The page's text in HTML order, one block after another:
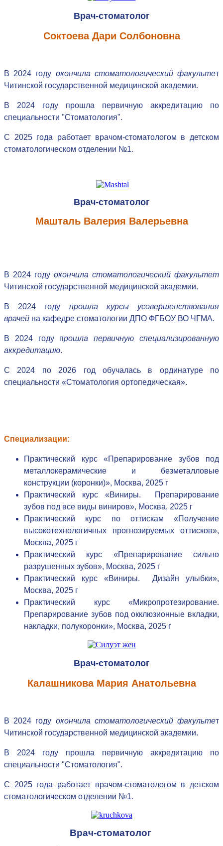
Врач-стоматолог
Соктоева Дари Солбоновна
В 2024 году окончила стоматологический факультет
Читинской государственной медицинской академии.
В 2024 году прошла первичную аккредитацию по
специальности "Стоматология".
С 2025 года работает врачом-стоматологом в детском
стоматологическом отделении №1.
Врач-стоматолог
Машталь Валерия Валерьевна
В 2024 году окончила стоматологический факультет
Читинской государственной медицинской академии.
В 2024 году прошла курсы усовершенствования
врачей на кафедре стоматологии ДПО ФГБОУ ВО ЧГМА.
В 2024 году прошла первичную специализированную
аккредитацию.
С 2024 по 2026 год обучалась в ординатуре по
специальности «Стоматология ортопедическая».
Специализации:
Практический курс «Препарирование зубов под
металлокерамические и безметалловые
конструкции (коронки)», Москва, 2025 г
Практический курс «Виниры. Препарирование
зубов под все виды виниров», Москва, 2025 г
Практический курс по оттискам «Получение
высокотехнологичных прогнозируемых оттисков»,
Москва, 2025 г
Практический курс «Препарирование сильно
разрушенных зубов», Москва, 2025 г
Практический курс «Виниры. Дизайн улыбки»,
Москва, 2025 г
Практический курс «Микропротезирование.
Препарирование зубов под окклюзионные вкладки,
накладки, полукоронки», Москва, 2025 г
Врач-стоматолог
Калашникова Мария Анатольевна
В 2024 году окончила стоматологический факультет
Читинской государственной медицинской академии.
В 2024 году прошла первичную аккредитацию по
специальности "Стоматология".
С 2025 года работает врачом-стоматологом в детском
стоматологическом отделении №1.
Врач-стоматолог